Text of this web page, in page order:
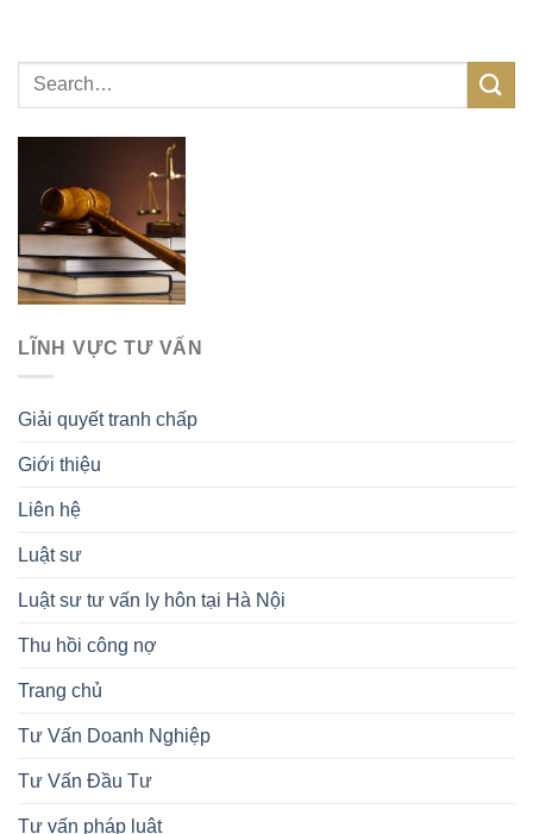
LĨNH VỰC TƯ VẤN
Giải quyết tranh chấp
Giới thiệu
Liên hệ
Luật sư
Luật sư tư vấn ly hôn tại Hà Nội
Thu hồi công nợ
Trang chủ
Tư Vấn Doanh Nghiệp
Tư Vấn Đầu Tư
Tư vấn pháp luật